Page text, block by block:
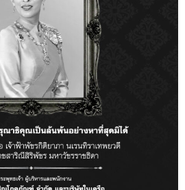
งต้น
แก้ปัญหาเบื้องต้น
รับ POS iMin
คลิก